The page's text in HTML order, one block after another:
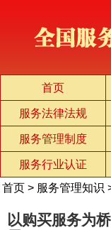
首页
服务法律法规
服务管理制度
服务行业认证
首页 > 服务管理知识
以购买服务为